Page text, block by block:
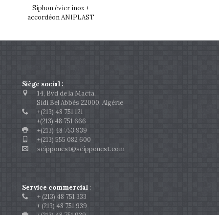
Siphon évier inox +
accordéon ANIPLAST
Siège social :
14, Bvd de la Macta,
Sidi Bel Abbès 22000, Algérie
+(213) 48 751 121
+(213) 48 751 666
+(213) 48 753 939
+(213) 555 082 600
scippouest@scippouest.com
Service commercial:
+ (213) 48 751 333
+ (213) 48 751 939